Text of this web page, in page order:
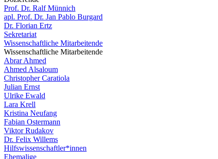
Prof. Dr. Ralf Münnich
apl. Prof. Dr. Jan Pablo Burgard
Dr. Florian Ertz
Sekretariat
Wissenschaftliche Mitarbeitende
Wissenschaftliche Mitarbeitende
Abrar Ahmed
Ahmed Alsaloum
Christopher Caratiola
Julian Ernst
Ulrike Ewald
Lara Krell
Kristina Neufang
Fabian Ostermann
Viktor Rudakov
Dr. Felix Willems
Hilfswissenschaftler*innen
Ehemalige